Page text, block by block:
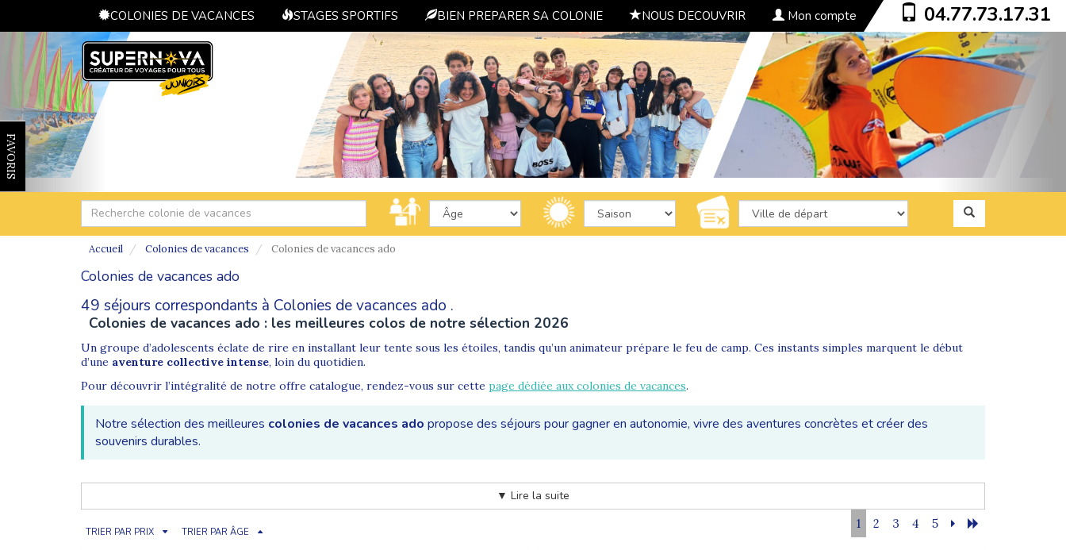
COLONIES DE VACANCES STAGES SPORTIFS BIEN PREPARER SA COLONIE NOUS DECOUVRIR Mon compte 04.77.73.17.31
FAVORIS
Accueil Colonies de vacances Colonies de vacances ado
Colonies de vacances ado
49 séjours correspondants à Colonies de vacances ado .
Colonies de vacances ado : les meilleures colos de notre sélection 2026
Un groupe d’adolescents éclate de rire en installant leur tente sous les étoiles, tandis qu’un animateur prépare le feu de camp. Ces instants simples marquent le début
d’une aventure collective intense, loin du quotidien.
Pour découvrir l’intégralité de notre offre catalogue, rendez-vous sur cette page dédiée aux colonies de vacances.
Notre sélection des meilleures colonies de vacances ado propose des séjours pour gagner en autonomie, vivre des aventures concrètes et créer des
souvenirs durables.
Pourquoi partir en colonie de vacances ado ?
est un moment clé dans la vie d’un adolescent. Elle permet de renforcer la confiance en soi, d’apprendre à gérer des situations nouvelles et
▼ Lire la suite
TRIER PAR PRIX TRIER PAR ÂGE
1 2 3 4 5